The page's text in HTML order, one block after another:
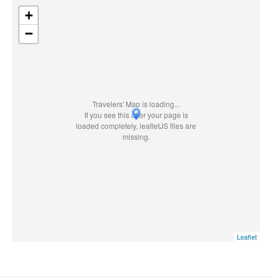
Travelers' Map is loading...
If you see this after your page is
loaded completely, leafletJS files are
missing.
+
−
Leaflet